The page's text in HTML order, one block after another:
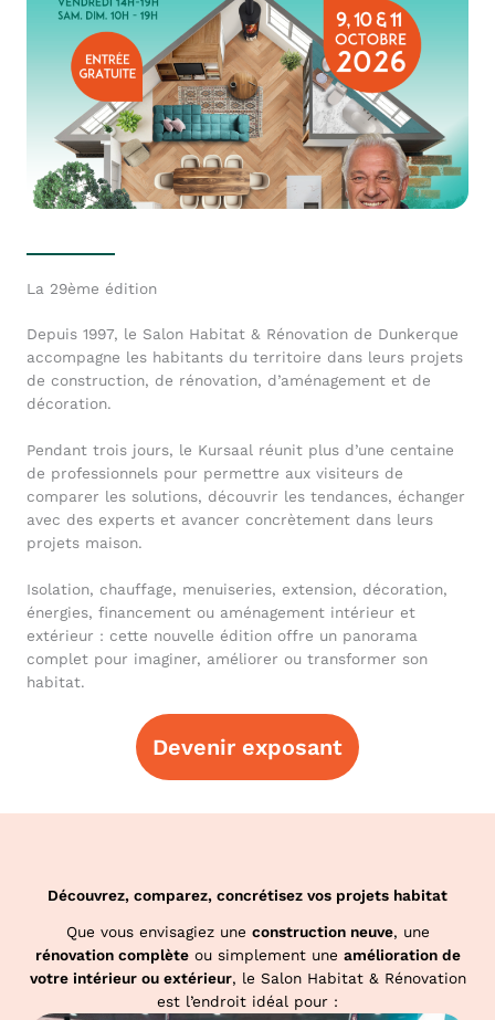
La 29ème édition
Depuis 1997, le Salon Habitat & Rénovation de Dunkerque
accompagne les habitants du territoire dans leurs projets
de construction, de rénovation, d’aménagement et de
décoration.
Pendant trois jours, le Kursaal réunit plus d’une centaine
de professionnels pour permettre aux visiteurs de
comparer les solutions, découvrir les tendances, échanger
avec des experts et avancer concrètement dans leurs
projets maison.
Isolation, chauffage, menuiseries, extension, décoration,
énergies, financement ou aménagement intérieur et
extérieur : cette nouvelle édition offre un panorama
complet pour imaginer, améliorer ou transformer son
habitat.
Devenir exposant
Découvrez, comparez, concrétisez vos projets habitat
Que vous envisagiez une construction neuve, une
rénovation complèteou simplement une amélioration de
votre intérieur ou extérieur, le Salon Habitat & Rénovation
est l’endroit idéal pour :